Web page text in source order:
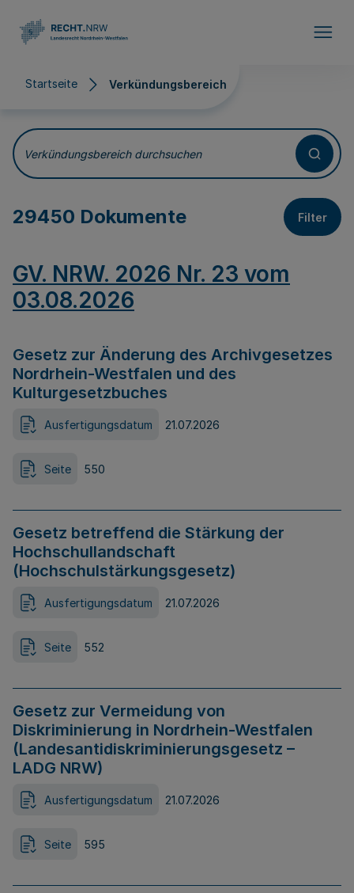
Startseite Verkündungsbereich
Verkündungsbereich
Verkündungsbereich durchsuchen
29450 Dokumente Filter
GV. NRW. 2026 Nr. 23 vom
03.08.2026
Gesetz zur Änderung des Archivgesetzes
Nordrhein-Westfalen und des
Kulturgesetzbuches
Ausfertigungsdatum 21.07.2026
Seite 550
Gesetz betreffend die Stärkung der
Hochschullandschaft
(Hochschulstärkungsgesetz)
Ausfertigungsdatum 21.07.2026
Seite 552
Gesetz zur Vermeidung von
Diskriminierung in Nordrhein-Westfalen
(Landesantidiskriminierungsgesetz –
LADG NRW)
Ausfertigungsdatum 21.07.2026
Seite 595